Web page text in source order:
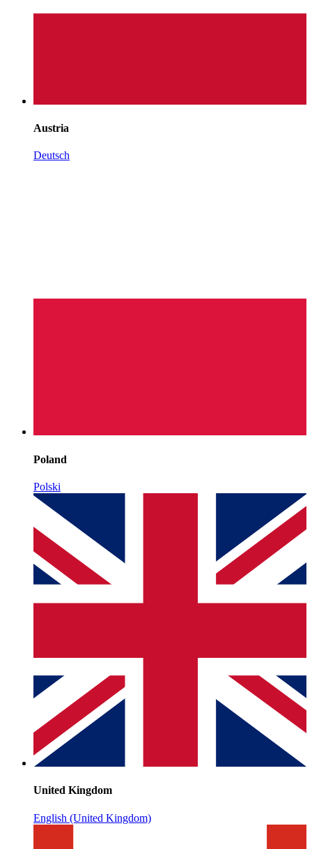
Austria
Deutsch
Poland
Polski
United Kingdom
English (United Kingdom)